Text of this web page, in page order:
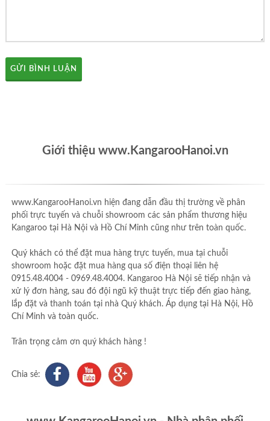
GỬI BÌNH LUẬN
Giới thiệu www.KangarooHanoi.vn
www.KangarooHanoi.vn hiện đang dẫn đầu thị trường về phân
phối trực tuyến và chuỗi showroom các sản phẩm thương hiệu
Kangaroo tại Hà Nội và Hồ Chí Minh cũng như trên toàn quốc.
Quý khách có thể đặt mua hàng trực tuyến, mua tại chuỗi
showroom hoặc đặt mua hàng qua số điện thoại liên hệ
0915.48.4004 - 0969.48.4004. Kangaroo Hà Nội sẽ tiếp nhận và
xử lý đơn hàng, sau đó đội ngũ kỹ thuật trực tiếp đến giao hàng,
lắp đặt và thanh toán tại nhà Quý khách. Áp dụng tại Hà Nội, Hồ
Chí Minh và toàn quốc.
Trân trọng cảm ơn quý khách hàng !
Chia sẻ: